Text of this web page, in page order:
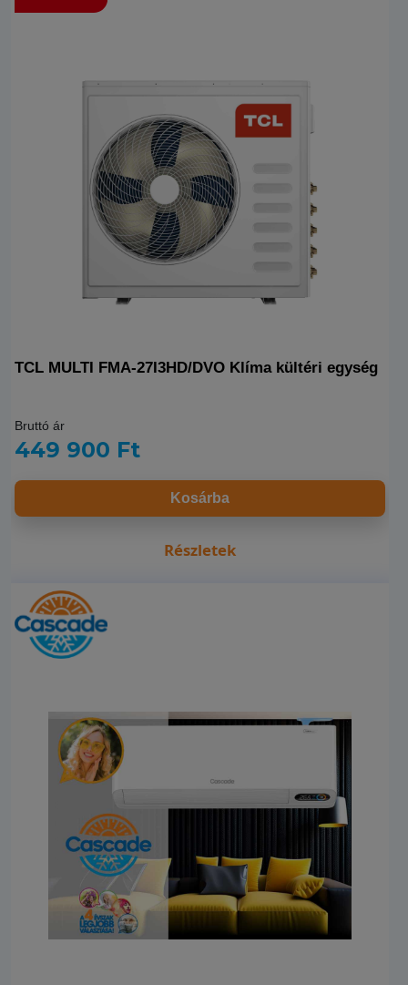
TCL MULTI FMA-27I3HD/DVO Klíma kültéri egység
Bruttó ár
449 900 Ft
Kosárba
Részletek